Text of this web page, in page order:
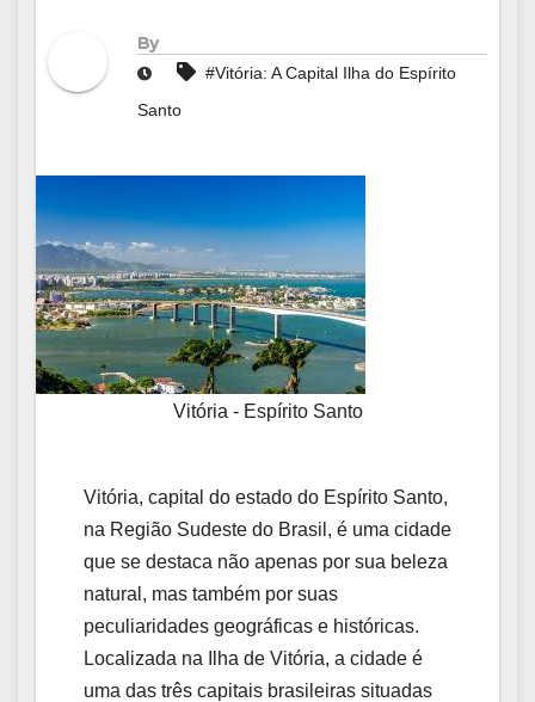
By
#Vitória: A Capital Ilha do Espírito
Santo
Vitória - Espírito Santo
Vitória, capital do estado do Espírito Santo,
na Região Sudeste do Brasil, é uma cidade
que se destaca não apenas por sua beleza
natural, mas também por suas
peculiaridades geográficas e históricas.
Localizada na Ilha de Vitória, a cidade é
uma das três capitais brasileiras situadas